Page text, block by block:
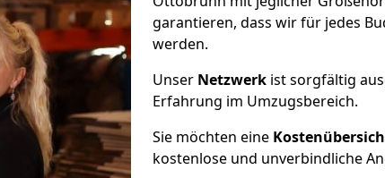
garantieren, dass wir für jedes
werden.
Unser Netzwerk ist sorgfältig
Erfahrung im Umzugsbereich.
Sie möchten eine
kostenlose und unverbindliche